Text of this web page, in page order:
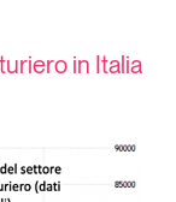
in Italia